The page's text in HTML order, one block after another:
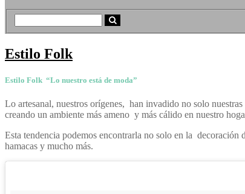
Estilo Folk
Estilo Folk “Lo nuestro está de moda”
Lo artesanal, nuestros orígenes, han invadido no solo
creando un ambiente más ameno y más cálido en nuestro
Esta tendencia podemos encontrarla no solo en la decoración
hamacas y mucho más.